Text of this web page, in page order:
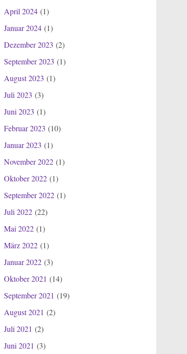
April 2024(1)
Januar 2024(1)
Dezember 2023 (2)
September 2023 (1)
August 2023 (1)
Juli 2023 (3)
Juni 2023 (1)
Februar 2023 (10)
Januar 2023 (1)
November 2022(1)
Oktober 2022(1)
September 2022(1)
Juli 2022(22)
Mai 2022(1)
März 2022(1)
Januar 2022(3)
Oktober 2021 (14)
September 2021 (19)
August 2021 (2)
Juli 2021 (2)
Juni 2021 (3)